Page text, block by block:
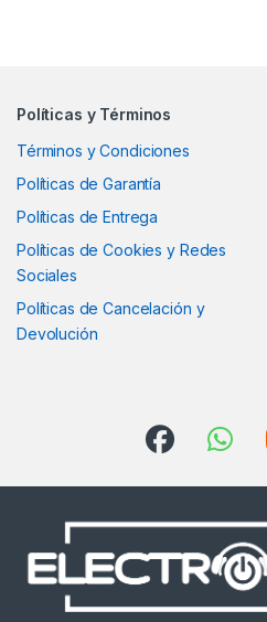
Políticas y Términos
Términos y Condiciones
Políticas de Garantía
Políticas de Entrega
Políticas de Cookies y Redes
Sociales
Políticas de Cancelación y
Devolución